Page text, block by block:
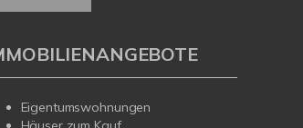
Eigentumswohnungen